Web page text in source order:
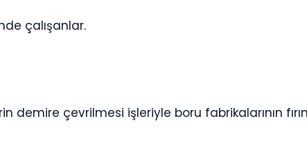
çalışanlar.
demire çevrilmesi işleriyle boru fabrikalarının